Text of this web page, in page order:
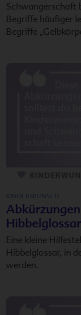
Schwangerschaft
Begriffe häufiger
Begriffe
KINDERWUNSCH
Hibbelglossar
Eine kleine
Hibbelglossar, in
werden.